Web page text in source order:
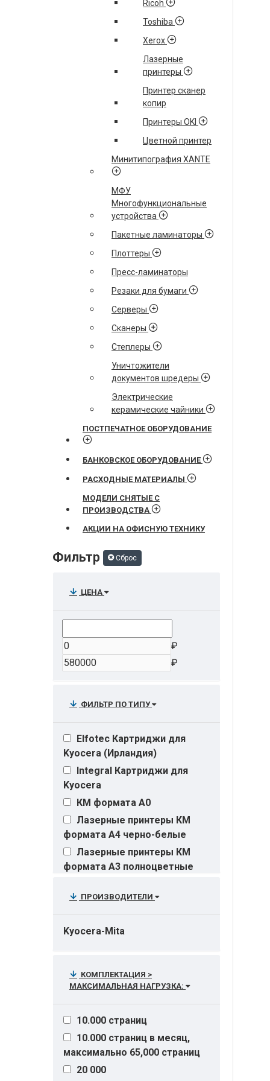
Ricoh
Toshiba
Xerox
Лазерные
принтеры
Принтер сканер
копир
Принтеры OKI
Цветной принтер
Минитипография XANTE
МФУ
Многофункциональные
устройства
Пакетные ламинаторы
Плоттеры
Пресс-ламинаторы
Резаки для бумаги
Серверы
Сканеры
Степлеры
Уничтожители
документов шредеры
Электрические
керамические чайники
ПОСТПЕЧАТНОЕ ОБОРУДОВАНИЕ
БАНКОВСКОЕ ОБОРУДОВАНИЕ
РАСХОДНЫЕ МАТЕРИАЛЫ
МОДЕЛИ СНЯТЫЕ С
ПРОИЗВОДСТВА
АКЦИИ НА ОФИСНУЮ ТЕХНИКУ
Фильтр Сброс
ЦЕНА
₽
₽
ФИЛЬТР ПО ТИПУ
Elfotec Картриджи для
Kyocera (Ирландия)
Integral Картриджи для
Kyocera
КМ формата A0
Лазерные принтеры КМ
формата А4 черно-белые
Лазерные принтеры КМ
формата А3 полноцветные
формата А3 черно-белые
Лазерные принтеры КМ
формата А4 полноцветные
ПРОИЗВОДИТЕЛИ
Kyocera-Mita
КОМПЛЕКТАЦИЯ >
МАКСИМАЛЬНАЯ НАГРУЗКА:
10.000 страниц
10.000 страниц в месяц,
максимально 65,000 страниц
20 000